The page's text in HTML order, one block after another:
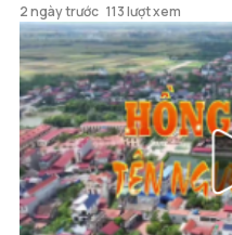
2 ngày trước 113 lượt xem